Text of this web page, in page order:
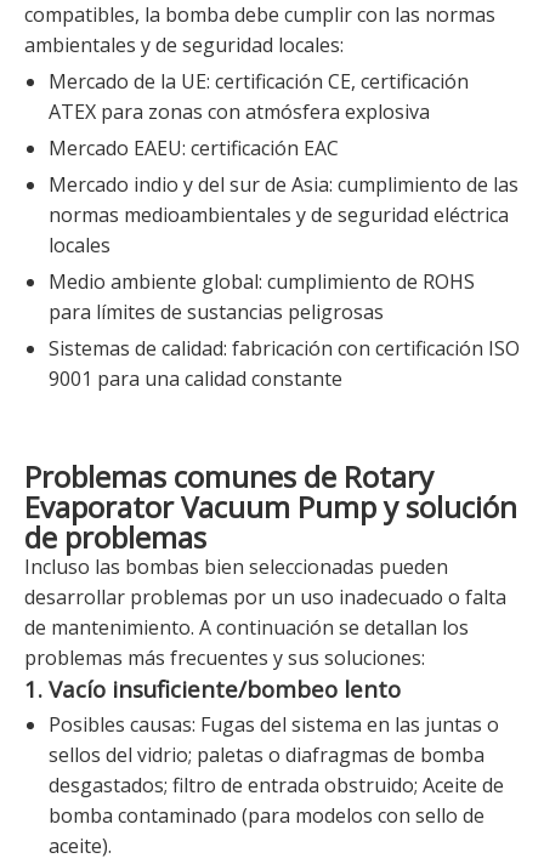
compatibles, la bomba debe cumplir con las normas
ambientales y de seguridad locales:
Mercado de la UE: certificación CE, certificación
ATEX para zonas con atmósfera explosiva
Mercado EAEU: certificación EAC
Mercado indio y del sur de Asia: cumplimiento de las
normas medioambientales y de seguridad eléctrica
locales
Medio ambiente global: cumplimiento de ROHS
para límites de sustancias peligrosas
Sistemas de calidad: fabricación con certificación ISO
9001 para una calidad constante
Problemas comunes de Rotary
Evaporator Vacuum Pump y solución
de problemas
Incluso las bombas bien seleccionadas pueden
desarrollar problemas por un uso inadecuado o falta
de mantenimiento. A continuación se detallan los
problemas más frecuentes y sus soluciones:
1. Vacío insuficiente/bombeo lento
Posibles causas: Fugas del sistema en las juntas o
sellos del vidrio; paletas o diafragmas de bomba
desgastados; filtro de entrada obstruido; Aceite de
bomba contaminado (para modelos con sello de
aceite).